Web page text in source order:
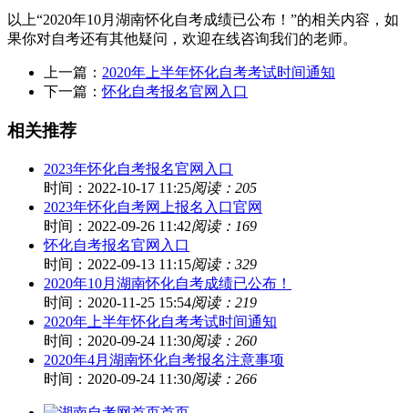
以上“2020年10月湖南怀化自考成绩已公布！”的相关内容，如
果你对自考还有其他疑问，欢迎在线咨询我们的老师。
上一篇： 2020年上半年怀化自考考试时间通知
下一篇：怀化自考报名官网入口
相关推荐
2023年怀化自考报名官网入口
时间：2022-10-17 11:25阅读：205
2023年怀化自考网上报名入口官网
时间：2022-09-26 11:42阅读：169
怀化自考报名官网入口
时间：2022-09-13 11:15阅读：329
2020年10月湖南怀化自考成绩已公布！
时间：2020-11-25 15:54阅读：219
2020年上半年怀化自考考试时间通知
时间：2020-09-24 11:30阅读：260
2020年4月湖南怀化自考报名注意事项
时间：2020-09-24 11:30阅读：266